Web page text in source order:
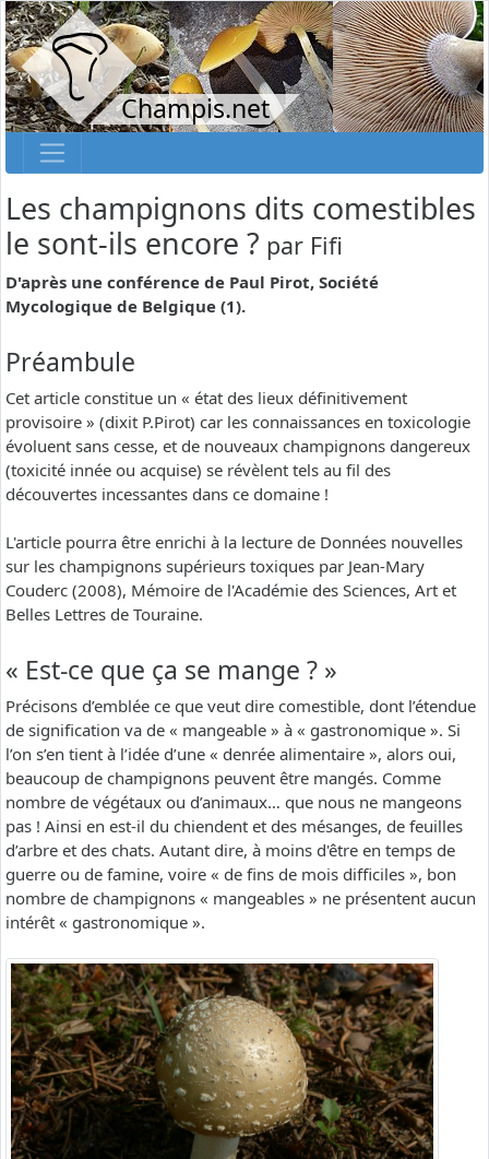
Champis.net
Les champignons dits comestibles
le sont-ils encore ? par Fifi
D'après une conférence de Paul Pirot, Société
Mycologique de Belgique (1).
Préambule
Cet article constitue un « état des lieux définitivement
provisoire » (dixit P.Pirot) car les connaissances en toxicologie
évoluent sans cesse, et de nouveaux champignons dangereux
(toxicité innée ou acquise) se révèlent tels au fil des
découvertes incessantes dans ce domaine !
L'article pourra être enrichi à la lecture de Données nouvelles
sur les champignons supérieurs toxiques par Jean-Mary
Couderc (2008), Mémoire de l'Académie des Sciences, Art et
Belles Lettres de Touraine.
« Est-ce que ça se mange ? »
Précisons d’emblée ce que veut dire comestible, dont l’étendue
de signification va de « mangeable » à « gastronomique ». Si
l’on s’en tient à l’idée d’une « denrée alimentaire », alors oui,
beaucoup de champignons peuvent être mangés. Comme
nombre de végétaux ou d’animaux… que nous ne mangeons
pas ! Ainsi en est-il du chiendent et des mésanges, de feuilles
d’arbre et des chats. Autant dire, à moins d'être en temps de
guerre ou de famine, voire « de fins de mois difficiles », bon
nombre de champignons « mangeables » ne présentent aucun
intérêt « gastronomique ».